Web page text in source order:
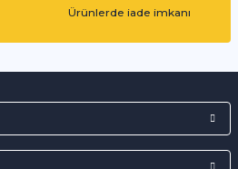
Ürünlerde iade imkanı